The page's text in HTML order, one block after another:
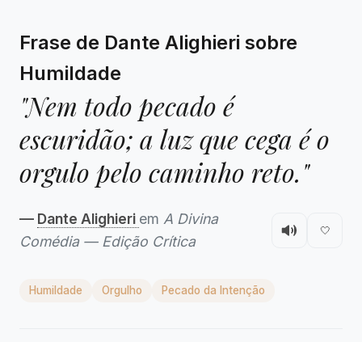
Frase de Dante Alighieri sobre
Humildade
"Nem todo pecado é
escuridão; a luz que cega é o
orgulo pelo caminho reto."
— Dante Alighieri em A Divina
Comédia — Edição Crítica
🤍
Humildade Orgulho Pecado da Intenção